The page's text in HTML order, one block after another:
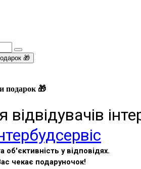
🎁
подарок 🎁